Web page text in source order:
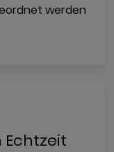
werden